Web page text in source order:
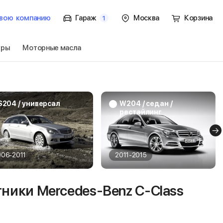
компанию Гараж 1 Москва Корзина
Моторные масла
/ универсал
2011
W204 / седан /
рестайлинг
2011-2015
Mercedes-Benz C-Class